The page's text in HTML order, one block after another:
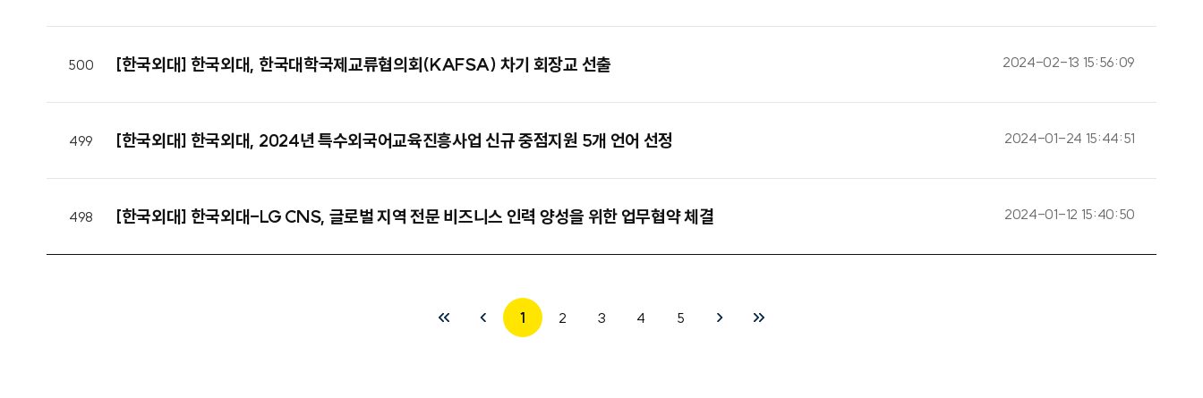
500 [한국외대] 한국외대, 한국대학국제교류협의회(KAFSA) 차기 회장교 선출 2024-02-13 15:56:09
499 [한국외대] 한국외대, 2024년 특수외국어교육진흥사업 신규 중점지원 5개 언어 선정 2024-01-24 15:44:51
498 [한국외대] 한국외대-LG CNS, 글로벌 지역 전문 비즈니스 인력 양성을 위한 업무협약 체결 2024-01-12 15:40:50
1 2 3 4 5